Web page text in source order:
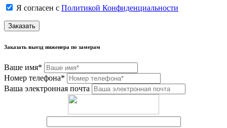
Я согласен с Политикой Конфиденциальности
Заказать
Заказать выезд инженера по замерам
Ваше имя*
Номер телефона*
Ваша электронная почта